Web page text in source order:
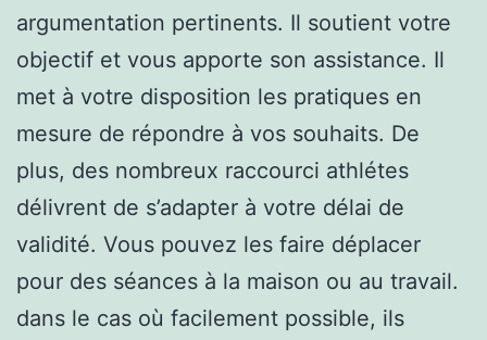
argumentation pertinents. Il soutient votre
objectif et vous apporte son assistance. Il
met à votre disposition les pratiques en
mesure de répondre à vos souhaits. De
plus, des nombreux raccourci athlétes
délivrent de s’adapter à votre délai de
validité. Vous pouvez les faire déplacer
pour des séances à la maison ou au travail.
dans le cas où facilement possible, ils